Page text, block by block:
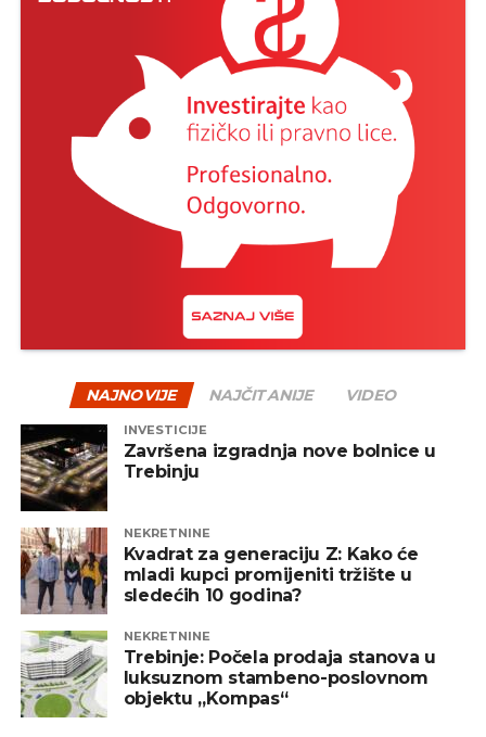
NAJNOVIJE NAJČITANIJE VIDEO
INVESTICIJE
Završena izgradnja nove bolnice u
Trebinju
NEKRETNINE
Kvadrat za generaciju Z: Kako će
mladi kupci promijeniti tržište u
sledećih 10 godina?
NEKRETNINE
Trebinje: Počela prodaja stanova u
luksuznom stambeno-poslovnom
objektu „Kompas“